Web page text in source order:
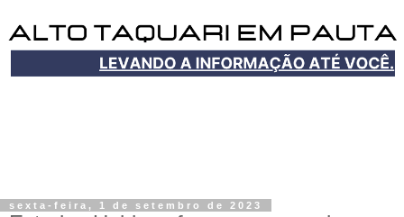
sexta-feira, 1 de setembro de 2023